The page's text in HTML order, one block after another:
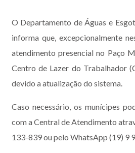
O Departamento de Águas e
informa que, excepcionalmente
atendimento presencial no Paço
Centro de Lazer do Trabalhador
devido a atualização do sistema.
Caso necessário, os munícipes
com a Central de Atendimento
133-839 ou pelo WhatsApp (19) 9